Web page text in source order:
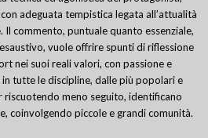
adeguata tempistica legata all’attualità
Il commento, puntuale quanto essenziale,
vuole offrire spunti di riflessione
nei suoi reali valori, con passione e
tutte le discipline, dalle più popolari e
riscuotendo meno seguito, identificano
coinvolgendo piccole e grandi comunità.